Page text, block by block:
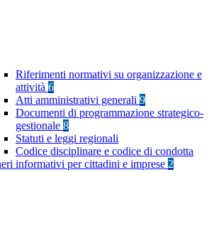
Riferimenti normativi su organizzazione e
attività 6
Atti amministrativi generali 9
Documenti di programmazione strategico-
gestionale 8
Statuti e leggi regionali
Codice disciplinare e codice di condotta
informativi per cittadini e imprese 2